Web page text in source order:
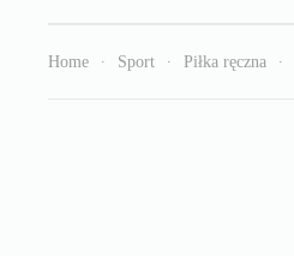
Home Sport Piłka ręczna